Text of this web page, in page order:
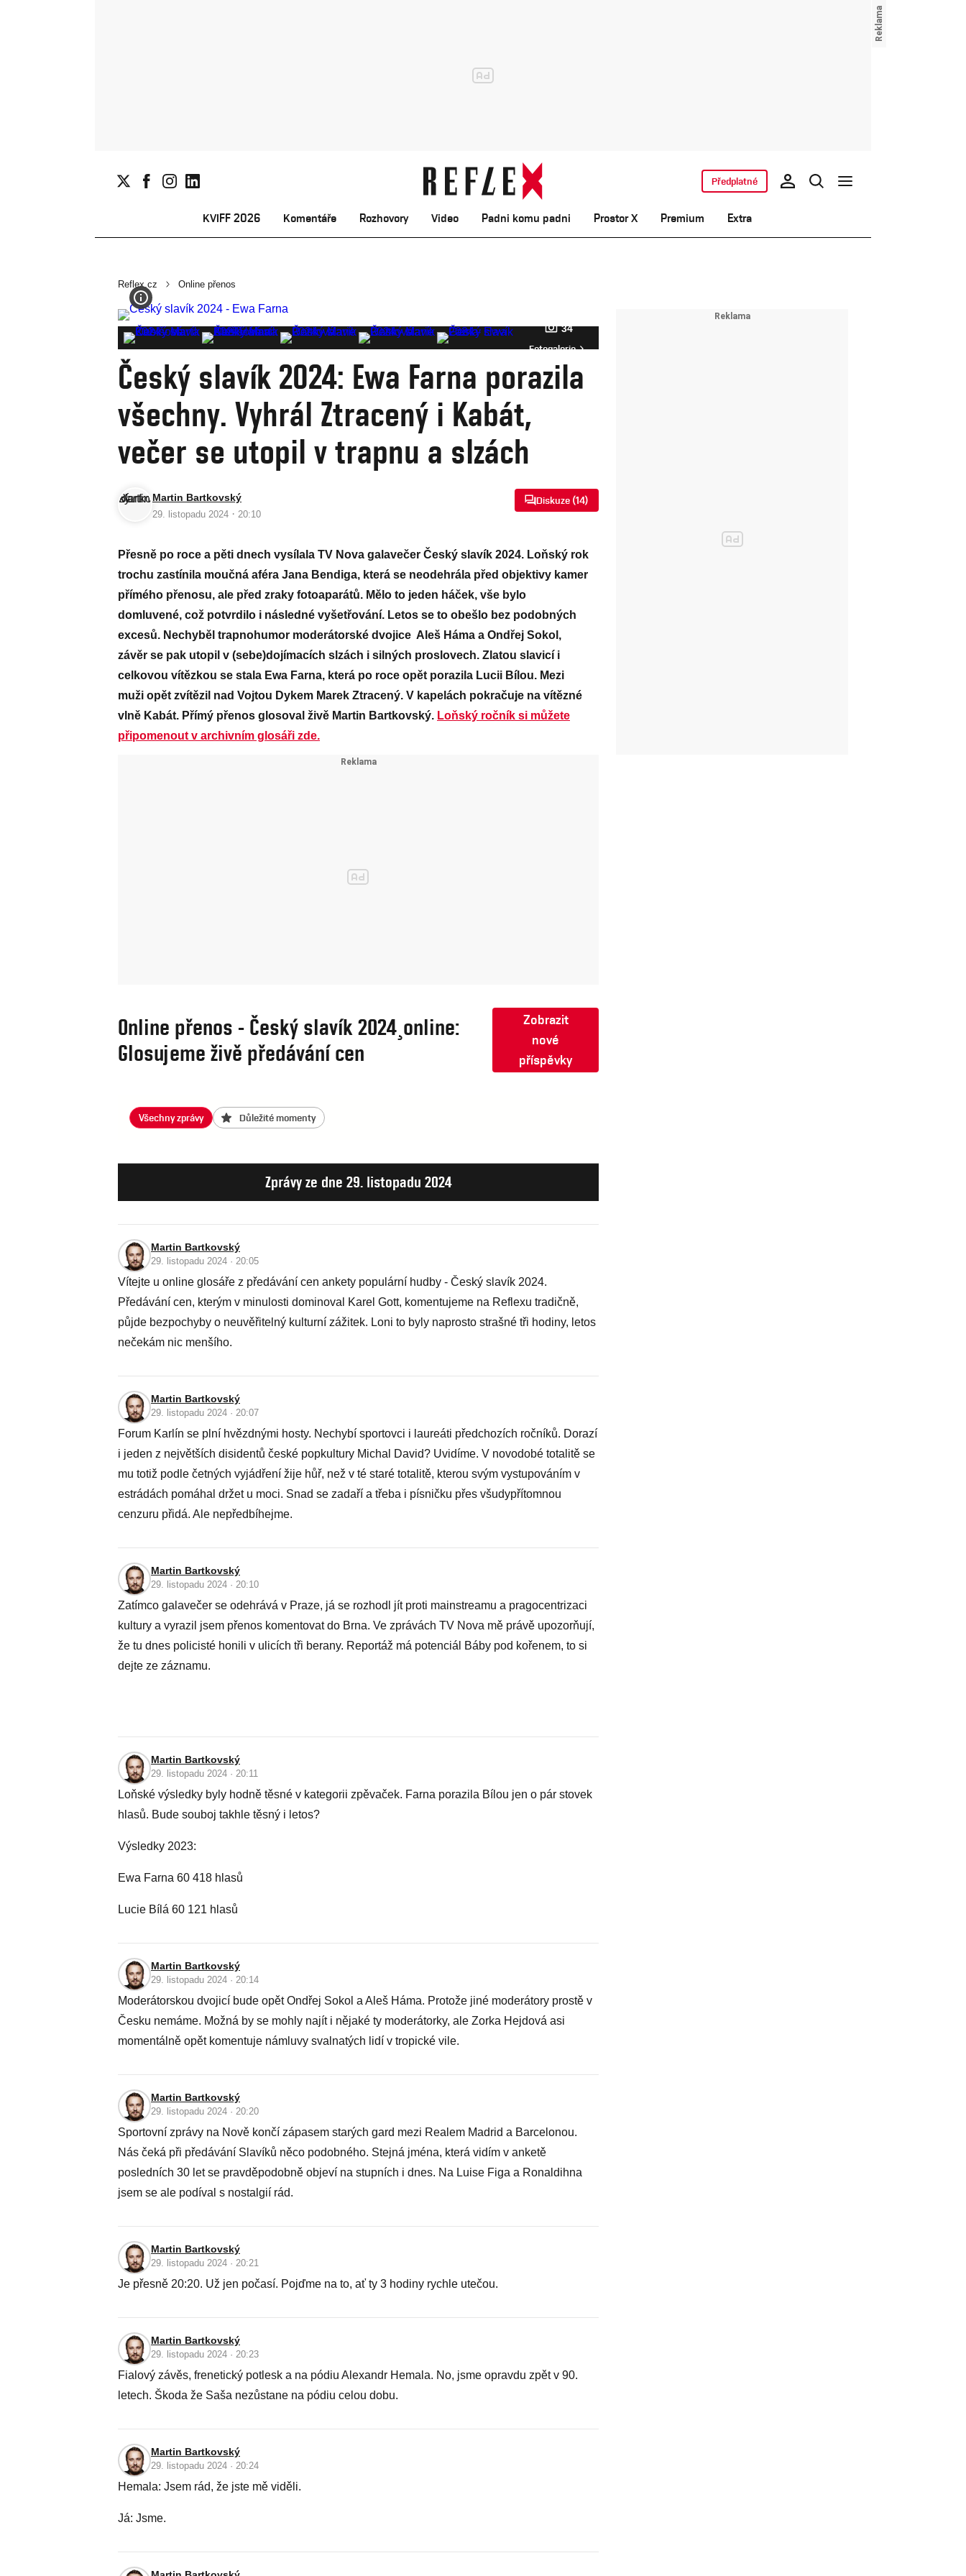
KVIFF 2026 Komentáře Rozhovory Video Padni komu padni Prostor X Premium Extra
Předplatné
Reflex.cz Online přenos
34
Fotogalerie
Český slavík 2024: Ewa Farna porazila
všechny. Vyhrál Ztracený i Kabát,
večer se utopil v trapnu a slzách
Martin Bartkovský
29. listopadu 2024 · 20:10
Diskuze (14)
Přesně po roce a pěti dnech vysílala TV Nova galavečer Český slavík 2024. Loňský rok
trochu zastínila moučná aféra Jana Bendiga, která se neodehrála před objektivy kamer
přímého přenosu, ale před zraky fotoaparátů. Mělo to jeden háček, vše bylo
domluvené, což potvrdilo i následné vyšetřování. Letos se to obešlo bez podobných
excesů. Nechyběl trapnohumor moderátorské dvojice Aleš Háma a Ondřej Sokol,
závěr se pak utopil v (sebe)dojímacích slzách i silných proslovech. Zlatou slavicí i
celkovou vítězkou se stala Ewa Farna, která po roce opět porazila Lucii Bílou. Mezi
muži opět zvítězil nad Vojtou Dykem Marek Ztracený. V kapelách pokračuje na vítězné
vlně Kabát. Přímý přenos glosoval živě Martin Bartkovský. Loňský ročník si můžete
připomenout v archivním glosáři zde.
Online přenos - Český slavík 2024¸online:
Glosujeme živě předávání cen
Zobrazit
nové
příspěvky
Všechny zprávy Důležité momenty
Zprávy ze dne 29. listopadu 2024
Martin Bartkovský
29. listopadu 2024 · 20:05
Vítejte u online glosáře z předávání cen ankety populární hudby - Český slavík 2024.
Předávání cen, kterým v minulosti dominoval Karel Gott, komentujeme na Reflexu tradičně,
půjde bezpochyby o neuvěřitelný kulturní zážitek. Loni to byly naprosto strašné tři hodiny, letos
nečekám nic menšího.
Martin Bartkovský
29. listopadu 2024 · 20:07
Forum Karlín se plní hvězdnými hosty. Nechybí sportovci i laureáti předchozích ročníků. Dorazí
i jeden z největších disidentů české popkultury Michal David? Uvidíme. V novodobé totalitě se
mu totiž podle četných vyjádření žije hůř, než v té staré totalitě, kterou svým vystupováním v
estrádách pomáhal držet u moci. Snad se zadaří a třeba i písničku přes všudypřítomnou
cenzuru přidá. Ale nepředbíhejme.
Martin Bartkovský
29. listopadu 2024 · 20:10
Zatímco galavečer se odehrává v Praze, já se rozhodl jít proti mainstreamu a pragocentrizaci
kultury a vyrazil jsem přenos komentovat do Brna. Ve zprávách TV Nova mě právě upozorňují,
že tu dnes policisté honili v ulicích tři berany. Reportáž má potenciál Báby pod kořenem, to si
dejte ze záznamu.
Martin Bartkovský
29. listopadu 2024 · 20:11
Loňské výsledky byly hodně těsné v kategorii zpěvaček. Farna porazila Bílou jen o pár stovek
hlasů. Bude souboj takhle těsný i letos?
Výsledky 2023:
Ewa Farna 60 418 hlasů
Lucie Bílá 60 121 hlasů
Martin Bartkovský
29. listopadu 2024 · 20:14
Moderátorskou dvojicí bude opět Ondřej Sokol a Aleš Háma. Protože jiné moderátory prostě v
Česku nemáme. Možná by se mohly najít i nějaké ty moderátorky, ale Zorka Hejdová asi
momentálně opět komentuje námluvy svalnatých lidí v tropické vile.
Martin Bartkovský
29. listopadu 2024 · 20:20
Sportovní zprávy na Nově končí zápasem starých gard mezi Realem Madrid a Barcelonou.
Nás čeká při předávání Slavíků něco podobného. Stejná jména, která vidím v anketě
posledních 30 let se pravděpodobně objeví na stupních i dnes. Na Luise Figa a Ronaldihna
jsem se ale podíval s nostalgií rád.
Martin Bartkovský
29. listopadu 2024 · 20:21
Je přesně 20:20. Už jen počasí. Pojďme na to, ať ty 3 hodiny rychle utečou.
Martin Bartkovský
29. listopadu 2024 · 20:23
Fialový závěs, frenetický potlesk a na pódiu Alexandr Hemala. No, jsme opravdu zpět v 90.
letech. Škoda že Saša nezůstane na pódiu celou dobu.
Martin Bartkovský
29. listopadu 2024 · 20:24
Hemala: Jsem rád, že jste mě viděli.
Já: Jsme.